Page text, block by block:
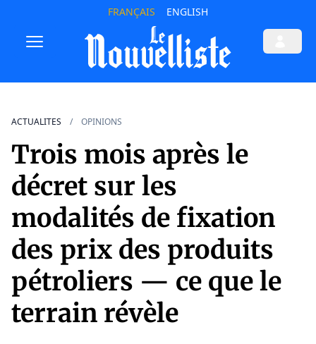
FRANÇAIS ENGLISH
ACTUALITES OPINIONS
Trois mois après le
décret sur les
modalités de fixation
des prix des produits
pétroliers — ce que le
terrain révèle